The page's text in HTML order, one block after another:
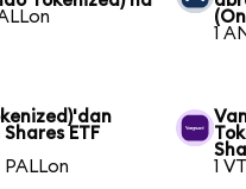
1
ETF
1